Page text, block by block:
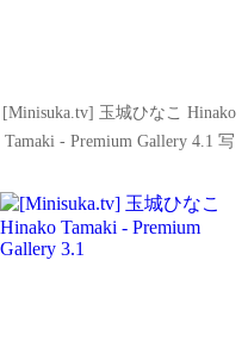
[Minisuka.tv] 玉城ひなこ Hinako
Tamaki - Premium Gallery 4.1 写